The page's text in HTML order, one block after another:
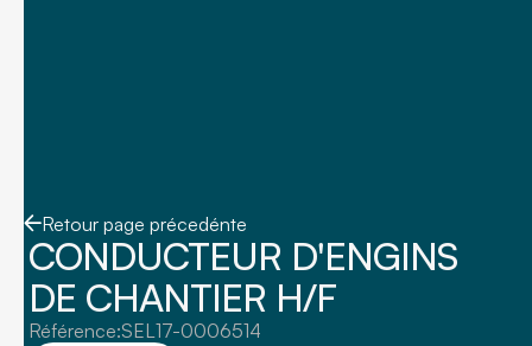
Retour page précedénte
CONDUCTEUR D'ENGINS
DE CHANTIER H/F
Référence:SEL17-0006514